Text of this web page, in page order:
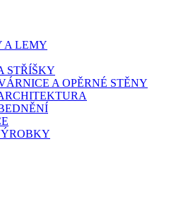
A LEMY
STŘÍŠKY
A OPĚRNÉ STĚNY